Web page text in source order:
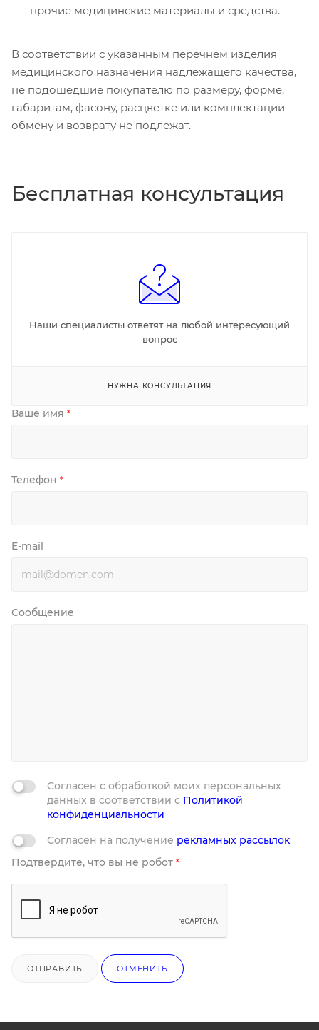
прочие медицинские материалы и средства.
В соответствии с указанным перечнем изделия
медицинского назначения надлежащего качества,
не подошедшие покупателю по размеру, форме,
габаритам, фасону, расцветке или комплектации
обмену и возврату не подлежат.
Бесплатная консультация
Наши специалисты ответят на любой интересующий
вопрос
НУЖНА КОНСУЛЬТАЦИЯ
Ваше имя *
Телефон *
E-mail
Сообщение
Согласен с обработкой моих персональных
данных в соответствии с Политикой
конфиденциальности
Согласен на получение рекламных рассылок
Подтвердите, что вы не робот *
ОТПРАВИТЬ ОТМЕНИТЬ